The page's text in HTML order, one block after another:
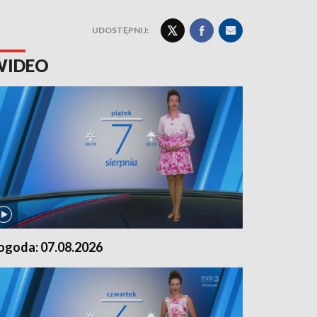
UDOSTĘPNIJ:
07.08.2026